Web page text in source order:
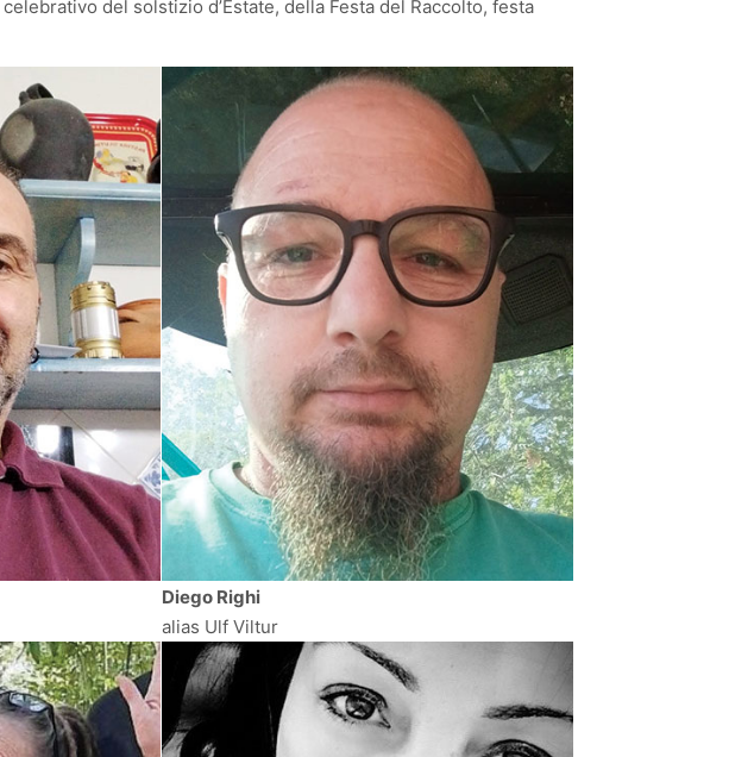
celebrativo del solstizio d’Estate, della Festa del Raccolto, festa
Diego Righi
alias Ulf Viltur